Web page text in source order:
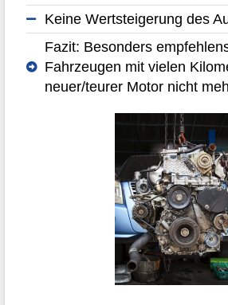
Keine Wertsteigerung des
Fazit: Besonders
Fahrzeugen mit vielen
neuer/teurer Motor nicht